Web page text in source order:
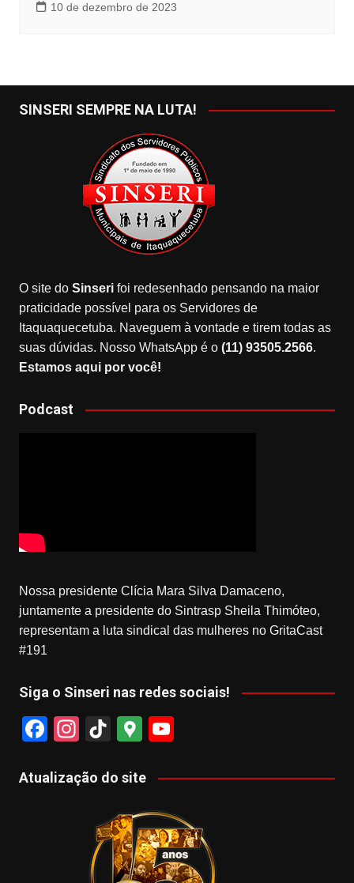
10 de dezembro de 2023
SINSERI SEMPRE NA LUTA!
O site do Sinserifoi redesenhado pensando na maior
praticidade possível para os Servidores de
Itaquaquecetuba. Naveguem à vontade e tirem todas as
suas dúvidas. Nosso WhatsApp é o (11) 93505.2566.
Estamos aqui por você!
Podcast
Nossa presidente Clícia Mara Silva Damaceno,
juntamente a presidente do Sintrasp Sheila Thimóteo,
representam a luta sindical das mulheres no GritaCast
#191
Siga o Sinseri nas redes sociais!
F
c
In
a
m
Ti
T
k
G
o
gl
e
M
u
u
b
Atualização do site